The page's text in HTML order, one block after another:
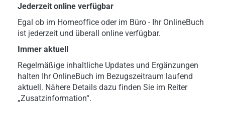
Jederzeit online verfügbar
Egal ob im Homeoffice oder im Büro - Ihr OnlineBuch
ist jederzeit und überall online verfügbar.
Immer aktuell
Regelmäßige inhaltliche Updates und Ergänzungen
halten Ihr OnlineBuch im Bezugszeitraum laufend
aktuell. Nähere Details dazu finden Sie im Reiter
„Zusatzinformation“.